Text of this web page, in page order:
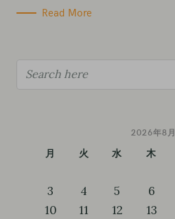
Read More
2026年8月
月 火 水 木
3
4 5 6
10
11 12 13